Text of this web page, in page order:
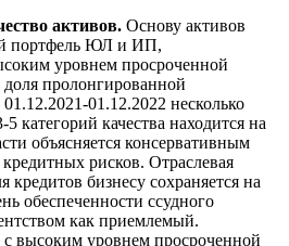
активов. Основу активов
портфель ЮЛ и ИП,
уровнем просроченной
пролонгированной
01.12.2022 несколько
категорий качества находится на
объясняется консервативным
рисков. Отраслевая
кредитов бизнесу сохраняется на
обеспеченности ссудного
как приемлемый.
высоким уровнем просроченной